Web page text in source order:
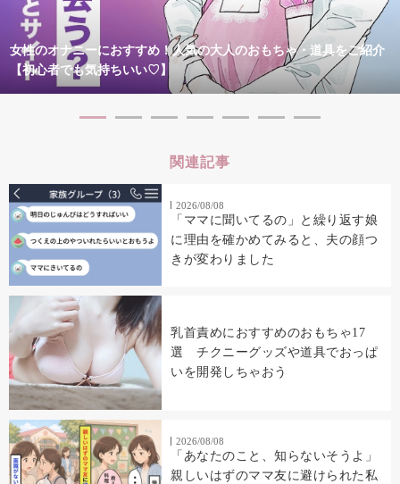
女性のオナニーにおすすめ！人気の大人のおもちゃ・道具をご紹介
【初心者でも気持ちいい♡】
関連記事
2026/08/08
「ママに聞いてるの」と繰り返す娘
に理由を確かめてみると、夫の顔つ
きが変わりました
乳首責めにおすすめのおもちゃ17
選 チクニーグッズや道具でおっぱ
いを開発しちゃおう
2026/08/08
「あなたのこと、知らないそうよ」
親しいはずのママ友に避けられた私